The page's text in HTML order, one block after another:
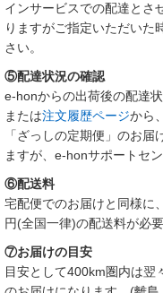
インサービスでの配達とさ
りますがご指定いただいた
さい。
⑤配達状況の確認
e-honからの出荷後の配達
または注文履歴ページから
「ざっしの定期便」のお
ますが、e-honサポートセ
⑥配送料
宅配便でのお届けと同様に
円(全国一律)の配送料が必要
⑦お届けの目安
目安として400km圏内は翌